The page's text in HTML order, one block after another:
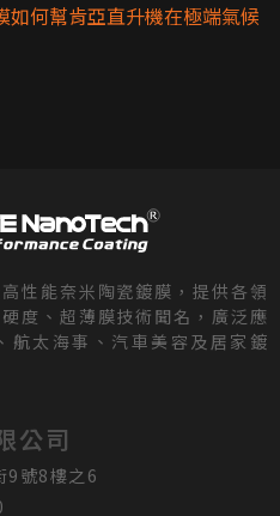
何幫肯亞直升機在極端氣候
性能奈米陶瓷鍍膜，提供各領
度、超薄膜技術聞名，廣泛應
航太海事、汽車美容及居家鍍
公司
9號8樓之6